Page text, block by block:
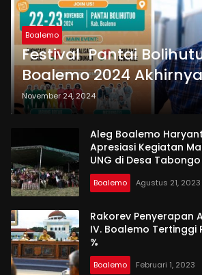
Boalemo
Festival Pantai
Boalemo 2024 Akhirnya
Terselenggara
November 24, 2024
Aleg Boalemo
Apresiasi Kegiatan
UNG di Desa Tabongo
Boalemo Agustus 21, 2023
Rakorev Penyerapan
IV. Boalemo Tertinggi
%
Boalemo Februari 1, 2023